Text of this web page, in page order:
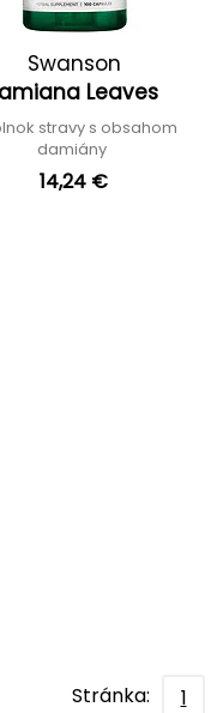
Swanson
Leaves
stravy s obsahom
damiány
14,24 €
Stránka: 1